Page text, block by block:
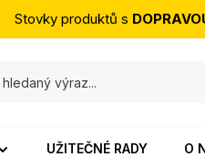
Stovky produktů s
UŽITEČNÉ RADY O